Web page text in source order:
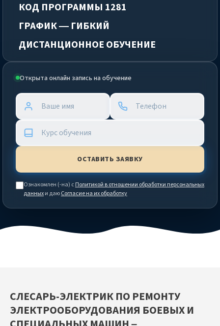
Открыта онлайн запись на обучение
Ознакомлен (-на) сПолитикой в отношении обработки персональных
данныхи даюСогласие на их обработку
КОД ПРОГРАММЫ 1281
ГРАФИК — ГИБКИЙ
ДИСТАНЦИОННОЕ ОБУЧЕНИЕ
СЛЕСАРЬ-ЭЛЕКТРИК ПО РЕМОНТУ
ЭЛЕКТРООБОРУДОВАНИЯ БОЕВЫХ И